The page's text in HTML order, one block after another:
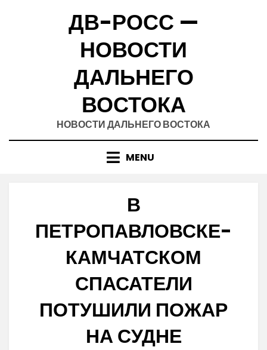
ДВ-РОСС —
НОВОСТИ
ДАЛЬНЕГО
ВОСТОКА
НОВОСТИ ДАЛЬНЕГО ВОСТОКА
MENU
В
ПЕТРОПАВЛОВСКЕ-
КАМЧАТСКОМ
СПАСАТЕЛИ
ПОТУШИЛИ ПОЖАР
НА СУДНЕ